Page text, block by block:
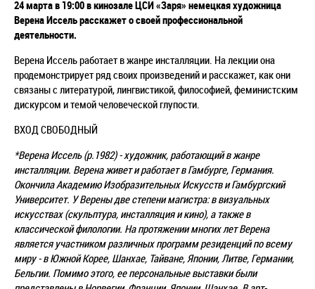
24 марта в 19:00 в кинозале ЦСИ «Заря» немецкая художница
Верена Иссель расскажет о своей профессиональной
деятельности.
Верена Иссель работает в жанре инсталляции. На лекции она
продемонстрирует ряд своих произведений и расскажет, как они
связаны с литературой, лингвистикой, философией, феминистским
дискурсом и темой человеческой глупости.
ВХОД СВОБОДНЫЙ
*Верена Иссель (р.1982) - художник, работающий в жанре
инсталляции. Верена живет и работает в Гамбурге, Германия.
Окончила Академию Изобразительных Искусств и Гамбургский
Университет. У Верены две степени магистра: в визуальных
искусствах (скульптура, инсталляция и кино), а также в
классической филологии. На протяжении многих лет Верена
является участником различных программ резиденций по всему
миру - в Южной Корее, Шанхае, Тайване, Японии, Литве, Германии,
Бельгии. Помимо этого, ее персональные выставки были